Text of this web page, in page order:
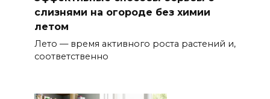
слизнями на огороде без химии
летом
Лето — время активного роста растений и,
соответственно